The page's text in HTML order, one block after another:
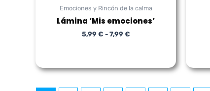
Emociones y Rincón de la calma
Lámina ‘Mis emociones’
5,99€ - 7,99€
precios:
5,99 €
7,99 €